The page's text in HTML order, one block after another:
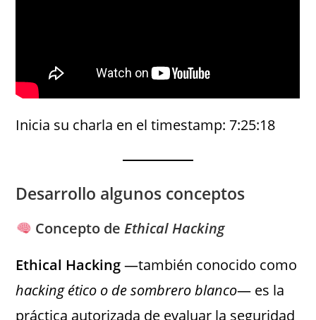
Inicia su charla en el timestamp: 7:25:18
Desarrollo algunos conceptos
Concepto deEthical Hacking
Ethical Hacking—también conocido como
hacking ético o de sombrero blanco— es la
práctica autorizada de evaluar la seguridad